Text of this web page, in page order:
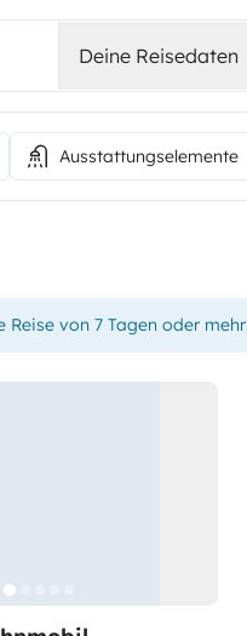
Deine Reisedaten
Ausstattungselemente
Reise von 7 Tagen oder mehr